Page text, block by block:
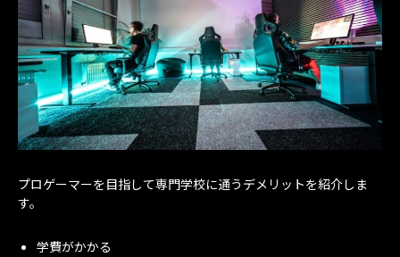
プロゲーマーを目指して専門学校に通うデメリットを紹介しま
す。
学費がかかる